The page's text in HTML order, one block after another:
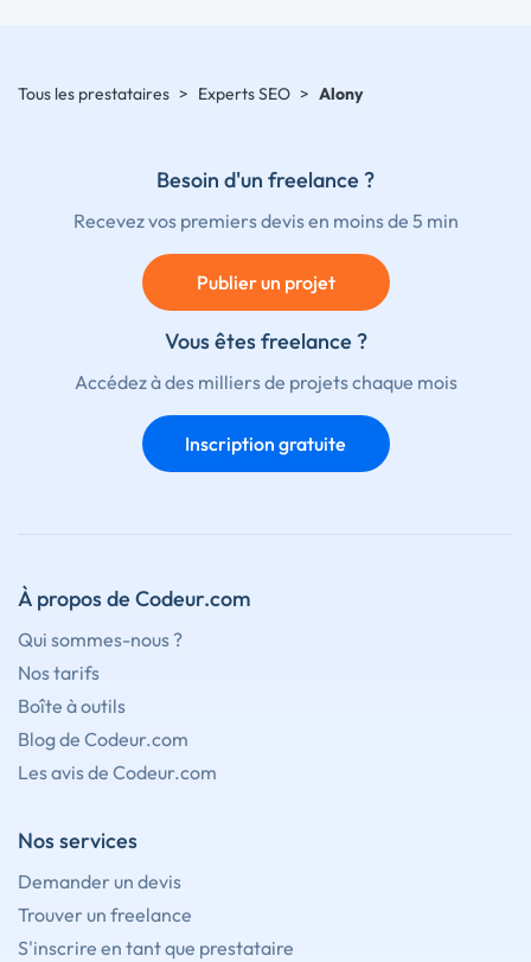
Tous les prestataires > Experts SEO > Alony
Besoin d'un freelance ?
Recevez vos premiers devis en moins de 5 min
Publier un projet
Vous êtes freelance ?
Accédez à des milliers de projets chaque mois
Inscription gratuite
À propos de Codeur.com
Qui sommes-nous ?
Nos tarifs
Boîte à outils
Blog de Codeur.com
Les avis de Codeur.com
Nos services
Demander un devis
Trouver un freelance
S'inscrire en tant que prestataire